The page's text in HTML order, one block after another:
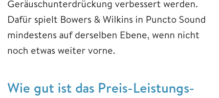
Geräuschunterdrückung verbessert werden.
Dafür spielt Bowers & Wilkins in Puncto Sound
mindestens auf derselben Ebene, wenn nicht
noch etwas weiter vorne.
Wie gut ist das Preis-Leistungs-